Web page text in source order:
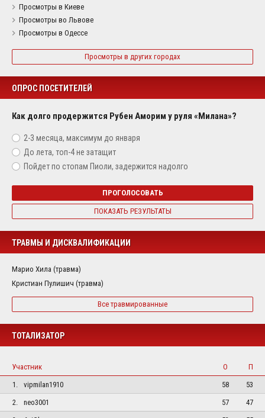
Просмотры в Киеве
Просмотры во Львове
Просмотры в Одессе
Просмотры в других городах
ОПРОС ПОСЕТИТЕЛЕЙ
Как долго продержится Рубен Аморим у руля «Милана»?
2-3 месяца, максимум до января
До лета, топ-4 не затащит
Пойдет по стопам Пиоли, задержится надолго
ПРОГОЛОСОВАТЬ
ПОКАЗАТЬ РЕЗУЛЬТАТЫ
ТРАВМЫ И ДИСКВАЛИФИКАЦИИ
Марио Хила (травма)
Кристиан Пулишич (травма)
Все травмированные
ТОТАЛИЗАТОР
Участник О
П
1.
vipmilan1910 58
53
2.
neo3001 57
47